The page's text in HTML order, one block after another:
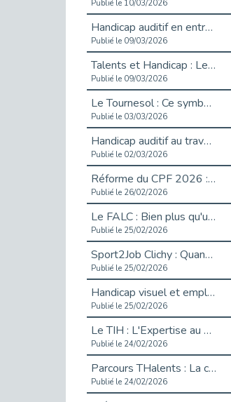
Publié le 10/03/2026
Handicap auditif en entreprise, aménagements pour sécuriser la communication - vidéo
Publié le 09/03/2026
Talents et Handicap : Le Top 10 des métiers plébiscités dans les Hauts-de-Seine
Publié le 09/03/2026
Le Tournesol : Ce symbole discret qui change la vie des personnes en situation de handicap invisible
Publié le 03/03/2026
Handicap auditif au travail : rendre l’invisible accessible
Publié le 02/03/2026
Réforme du CPF 2026 : Ce qui change ce printemps pour vos droits à la formation
Publié le 26/02/2026
Le FALC : Bien plus qu'une écriture, un levier d'inclusion
Publié le 25/02/2026
Sport2Job Clichy : Quand le terrain devient le plus beau des bureaux
Publié le 25/02/2026
Handicap visuel et emploi : lever les obstacles pour révéler les - vidéo
Publié le 25/02/2026
Le TIH : L'Expertise au Service de l'Inclusion
Publié le 24/02/2026
Parcours THalents : La complémentarité au service de l'Emploi.
Publié le 24/02/2026